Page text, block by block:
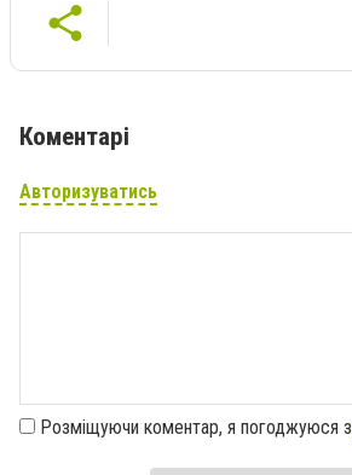
Коментарі
Авторизуватись
Розміщуючи коментар, я погоджуюся з